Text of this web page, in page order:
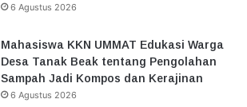
6 Agustus 2026
Mahasiswa KKN UMMAT Edukasi Warga
Desa Tanak Beak tentang Pengolahan
Sampah Jadi Kompos dan Kerajinan
6 Agustus 2026